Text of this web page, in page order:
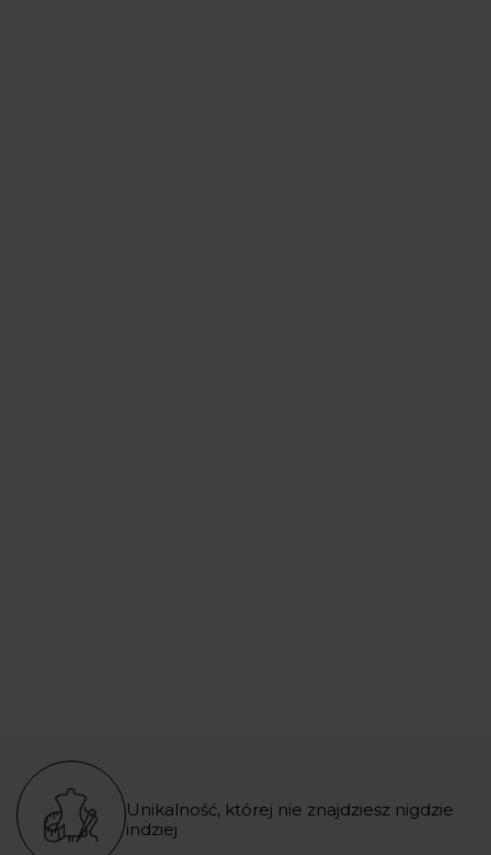
Unikalność, której nie znajdziesz nigdzie
indziej